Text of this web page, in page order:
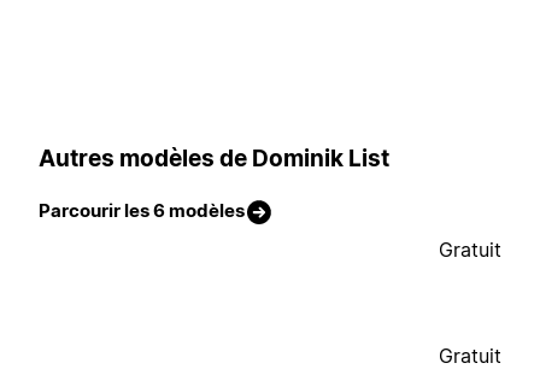
Autres modèles de Dominik List
Parcourir les 6 modèles
Gratuit
Gratuit